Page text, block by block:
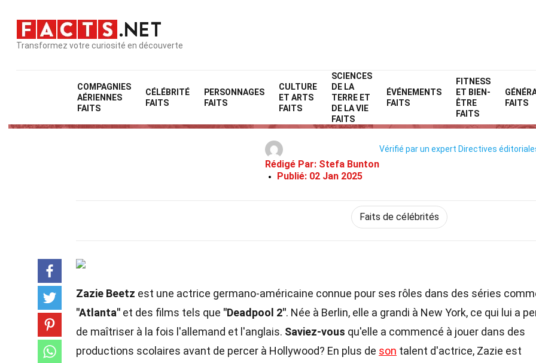
Transformez votre curiosité en découverte
COMPAGNIES
AÉRIENNES
FAITS
CÉLÉBRITÉ
FAITS
PERSONNAGES
FAITS
CULTURE
ET ARTS
FAITS
SCIENCES
DE LA
TERRE ET
DE LA VIE
FAITS
ÉVÉNEMENTS
FAITS
FITNESS
ET BIEN-
ÊTRE
FAITS
FAITS
Home
31 Faits Sur Zazie Beetz
Rédigé Par: Stefa Bunton
Publié: 02 Jan 2025
Vérifié par un expert Directives
Faits de célébrités
Zazie Beetz est une actrice germano-américaine connue pour ses rôles dans des séries
"Atlanta" et des films tels que "Deadpool 2". Née à Berlin, elle a grandi à New York, ce qui lui a
de maîtriser à la fois l'allemand et l'anglais. Saviez-vous qu'elle a commencé à jouer dans des
productions scolaires avant de percer à Hollywood? En plus de son talent d'actrice, Zazie est